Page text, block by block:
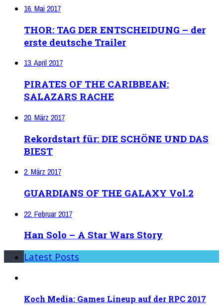
16. Mai 2017
THOR: TAG DER ENTSCHEIDUNG – der
erste deutsche Trailer
13. April 2017
PIRATES OF THE CARIBBEAN:
SALAZARS RACHE
20. März 2017
Rekordstart für: DIE SCHÖNE UND DAS
BIEST
2. März 2017
GUARDIANS OF THE GALAXY Vol.2
22. Februar 2017
Han Solo – A Star Wars Story
Latest Posts
Koch Media: Games Lineup auf der RPC 2017